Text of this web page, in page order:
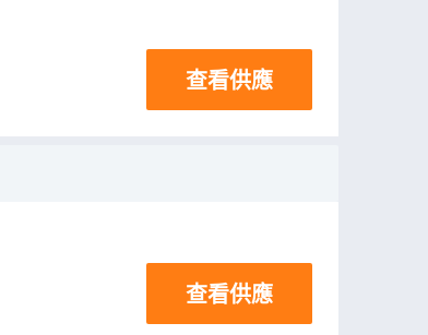
查看供應
查看供應